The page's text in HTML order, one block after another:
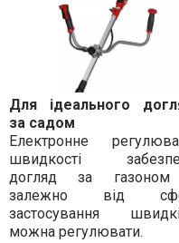
Для ідеального
за садом
Електронне
швидкості
догляд за
залежно від
застосування
можна регулювати.